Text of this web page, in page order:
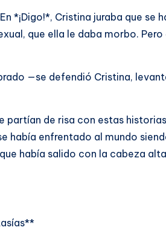
*¡Digo!*, Cristina juraba que se
que ella le daba morbo.
—se defendió Cristina,
partían de risa con estas
había enfrentado al mundo
había salido con la cabeza